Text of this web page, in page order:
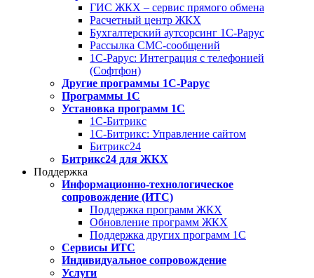
ГИС ЖКХ – сервис прямого обмена
Расчетный центр ЖКХ
Бухгалтерский аутсорсинг 1С-Рарус
Рассылка СМС-сообщений
1С-Рарус: Интеграция с телефонией
(Софтфон)
Другие программы 1С-Рарус
Программы 1С
Установка программ 1С
1С-Битрикс
1С-Битрикс: Управление сайтом
Битрикс24
Битрикс24 для ЖКХ
Поддержка
Информационно-технологическое
сопровождение (ИТС)
Поддержка программ ЖКХ
Обновление программ ЖКХ
Поддержка других программ 1С
Сервисы ИТС
Индивидуальное сопровождение
Услуги